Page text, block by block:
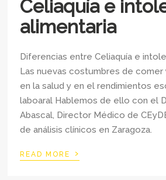
Celiaquía e
alimentaria
Diferencias entre Celiaquía e
Las nuevas costumbres de comer
en la salud y en el rendimientos
laboaral Hablemos de ello con el
Abascal, Director Médico de
de análisis clínicos en Zaragoza.
READ MORE ›